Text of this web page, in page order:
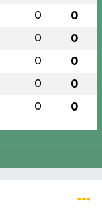
0 0
0 0
0 0
0 0
0 0